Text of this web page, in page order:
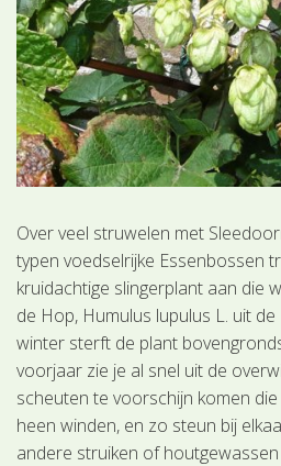
Over veel struwelen met
typen voedselrijke Essenbossen
kruidachtige slingerplant aan die
de Hop, Humulus lupulus L. uit
winter sterft de plant
voorjaar zie je al snel uit de
scheuten te voorschijn komen
heen winden, en zo steun bij
andere struiken of